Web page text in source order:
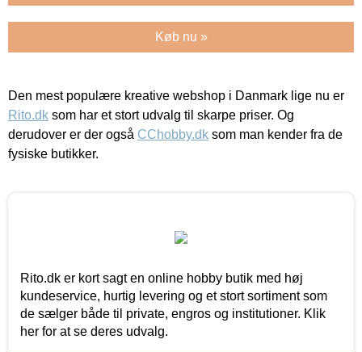
Køb nu »
Den mest populære kreative webshop i Danmark lige nu er
Rito.dk som har et stort udvalg til skarpe priser. Og
derudover er der også CChobby.dk som man kender fra de
fysiske butikker.
Rito.dk er kort sagt en online hobby butik med høj
kundeservice, hurtig levering og et stort sortiment som
de sælger både til private, engros og institutioner. Klik
her for at se deres udvalg.